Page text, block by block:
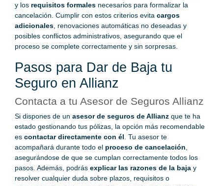
y los requisitos formales necesarios para formalizar la
cancelación. Cumplir con estos criterios evita cargos
adicionales , renovaciones automáticas no deseadas y
posibles conflictos administrativos, asegurando que el
proceso se complete correctamente y sin sorpresas.
Pasos para Dar de Baja tu
Seguro en Allianz
Contacta a tu Asesor de Seguros Allianz
Si dispones de un asesor de seguros de Allianz que te ha
estado gestionando tus pólizas, la opción más recomendable
es contactar directamente con él . Tu asesor te
acompañará durante todo el proceso de cancelación
asegurándose de que se cumplan correctamente todos los
pasos. Además, podrás explicar las razones de la baja y
resolver cualquier duda sobre plazos, requisitos o